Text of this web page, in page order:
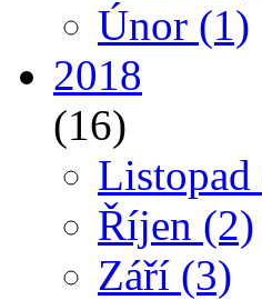
Únor (1)
2018
(16)
Listopad
Říjen (2)
Září (3)